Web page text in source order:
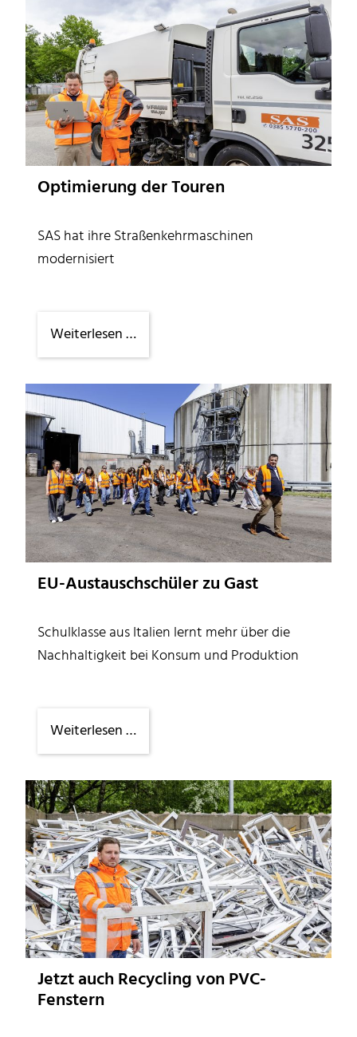
Optimierung der Touren
SAS hat ihre Straßenkehrmaschinen
modernisiert
Weiterlesen …Optimierung
der
EU-Austauschschüler zu Gast
Schulklasse aus Italien lernt mehr über die
Nachhaltigkeit bei Konsum und Produktion
Weiterlesen …EU-
Austauschschüler
Gast
Jetzt auch Recycling von PVC-
Fenstern